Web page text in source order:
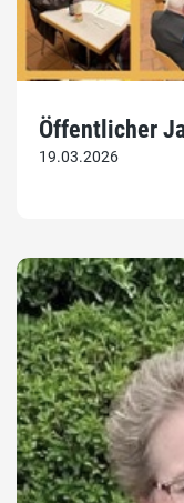
Öffentlicher
19.03.2026